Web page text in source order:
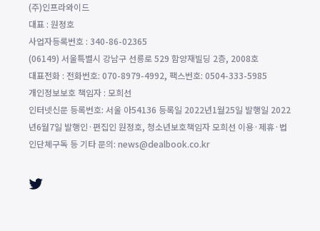
(주)인프라와이드
대표 : 원정호
사업자등록번호 : 340-86-02365
(06149) 서울특별시 강남구 선릉로 529 함양재빌딩 2층, 2008호
대표전화 : 전화번호: 070-8979-4992, 팩스번호: 0504-333-5985
개인정보보호 책임자 : 모희선
인터넷신문 등록번호: 서울 아54136 등록일 2022년1월25일 발행일 2022
년6월7일 발행인·편집인 원정호, 청소년보호책임자 모희선 이용·제휴·법
인단체구독 등 기타 문의: news@dealbook.co.kr